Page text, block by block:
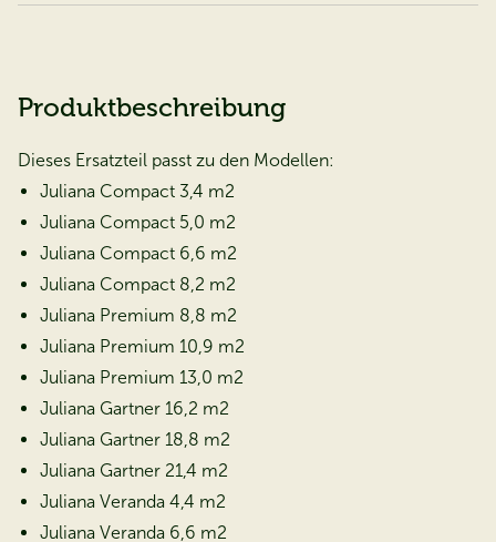
Produktbeschreibung
Dieses Ersatzteil passt zu den Modellen:
Juliana Compact 3,4 m2
Juliana Compact 5,0 m2
Juliana Compact 6,6 m2
Juliana Compact 8,2 m2
Juliana Premium 8,8 m2
Juliana Premium 10,9 m2
Juliana Premium 13,0 m2
Juliana Gartner 16,2 m2
Juliana Gartner 18,8 m2
Juliana Gartner 21,4 m2
Juliana Veranda 4,4 m2
Juliana Veranda 6,6 m2